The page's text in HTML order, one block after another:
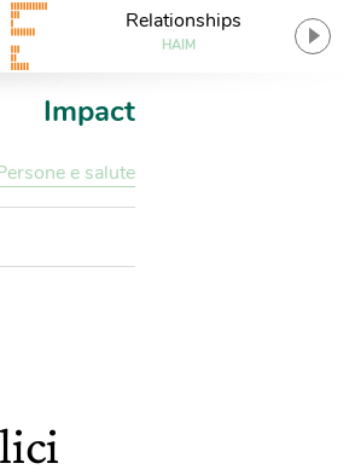
Relationships
HAIM
Impact
e salute